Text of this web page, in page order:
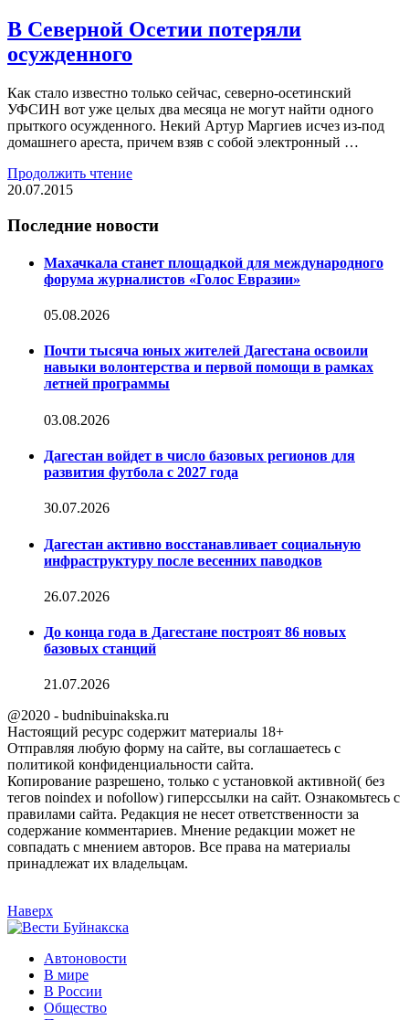
В Северной Осетии потеряли
осужденного
Как стало известно только сейчас, северно-осетинский
УФСИН вот уже целых два месяца не могут найти одного
прыткого осужденного. Некий Артур Маргиев исчез из-под
домашнего ареста, причем взяв с собой электронный …
Продолжить чтение
20.07.2015
Последние новости
Махачкала станет площадкой для международного
форума журналистов «Голос Евразии»
05.08.2026
Почти тысяча юных жителей Дагестана освоили
навыки волонтерства и первой помощи в рамках
летней программы
03.08.2026
Дагестан войдет в число базовых регионов для
развития футбола с 2027 года
30.07.2026
Дагестан активно восстанавливает социальную
инфраструктуру после весенних паводков
26.07.2026
До конца года в Дагестане построят 86 новых
базовых станций
21.07.2026
@2020 - budnibuinakska.ru
Настоящий ресурс содержит материалы 18+
Отправляя любую форму на сайте, вы соглашаетесь с
политикой конфиденциальности сайта.
Копирование разрешено, только с установкой активной( без
тегов noindex и nofollow) гиперссылки на сайт. Ознакомьтесь с
правилами сайта. Редакция не несет ответственности за
содержание комментариев. Мнение редакции может не
совпадать с мнением авторов. Все права на материалы
принадлежат их владельцам.
Наверх
Автоновости
В мире
В России
Общество